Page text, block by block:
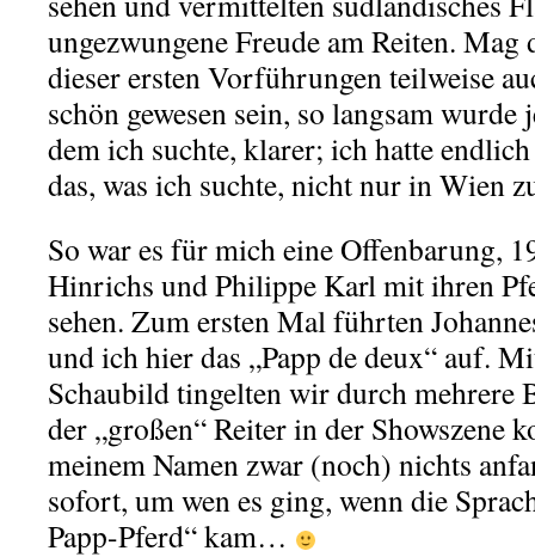
ungezwungene Freude am Reiten.
dieser ersten Vorführungen teilweise
schön gewesen sein, so langsam
dem ich suchte, klarer; ich hatte
das, was ich suchte, nicht nur in Wien
So war es für mich eine Offenbarung,
Hinrichs und Philippe Karl mit ihren
sehen. Zum ersten Mal führten
und ich hier das „Papp de deux“ auf.
Schaubild tingelten wir durch mehrere
der „großen“ Reiter in der Showszene
meinem Namen zwar (noch) nichts
sofort, um wen es ging, wenn die
Papp-Pferd“ kam…